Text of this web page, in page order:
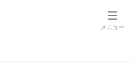
メニュー